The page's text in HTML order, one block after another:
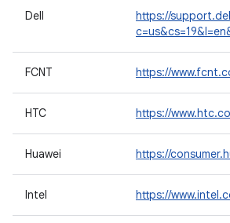
Dell
https://
FCNT https://
HTC https://
Huawei https://
Intel https://